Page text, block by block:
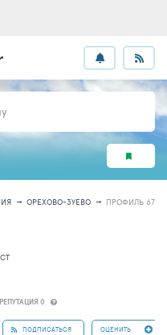
ОРЕХОВО-ЗУЕВО ПРОФИЛЬ
РЕПУТАЦИЯ 0
ПОДПИСАТЬСЯ ОЦЕНИТЬ